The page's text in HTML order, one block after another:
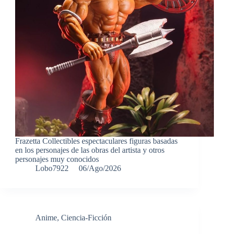
Frazetta Collectibles espectaculares figuras basadas
en los personajes de las obras del artista y otros
personajes muy conocidos
Lobo7922
06/Ago/2026
Anime, Ciencia-Ficción